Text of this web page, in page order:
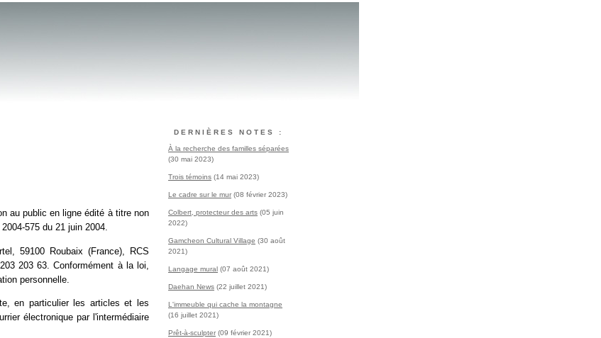
au public en ligne édité à titre non
575 du 21 juin 2004.
59100 Roubaix (France), RCS
203 63. Conformément à la loi,
personnelle.
en particulier les articles et les
électronique par l'intermédiaire
DERNIÈRES NOTES :
À la recherche des familles séparées
(30 mai 2023)
Trois témoins (14 mai 2023)
Le cadre sur le mur (08 février 2023)
Colbert, protecteur des arts (05 juin
2022)
Gamcheon Cultural Village (30 août
2021)
Langage mural (07 août 2021)
Daehan News (22 juillet 2021)
L'immeuble qui cache la montagne
(16 juillet 2021)
Prêt-à-sculpter (09 février 2021)